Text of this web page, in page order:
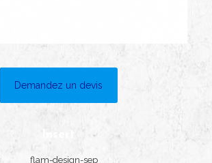
Demandez un devis